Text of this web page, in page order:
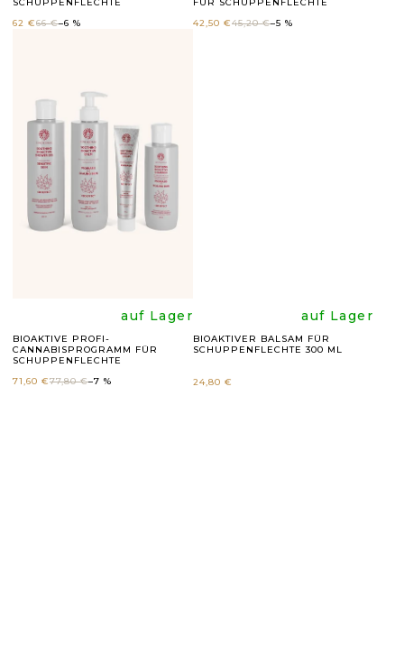
D
ist
5,0
von
5
62 €66 €–6 % 42,50 €45,20 €–5 %
BIOAKTIVE PROFI-
CANNABISPROGRAMM FÜR
SCHUPPENFLECHTE
Die
auf Lager
71,60 €77,80 €–7 %
BIOAKTIVER BALSAM FÜR
SCHUPPENFLECHTE 300 ML
Die
auf Lager
24,80 €